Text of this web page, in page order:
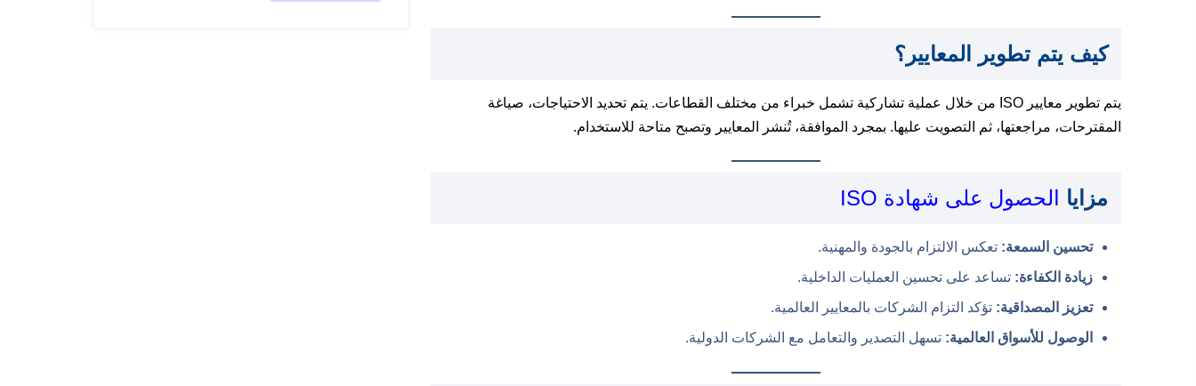
كيف يتم تطوير المعايير؟
يتم تطوير معايير ISO من خلال عملية تشاركية تشمل خبراء من مختلف القطاعات. يتم تحديد الاحتياجات، صياغة
المقترحات، مراجعتها، ثم التصويت عليها. بمجرد الموافقة، تُنشر المعايير وتصبح متاحة للاستخدام.
مزايا الحصول على شهادة ISO
تحسين السمعة: تعكس الالتزام بالجودة والمهنية.
زيادة الكفاءة: تساعد على تحسين العمليات الداخلية.
تعزيز المصداقية: تؤكد التزام الشركات بالمعايير العالمية.
الوصول للأسواق العالمية: تسهل التصدير والتعامل مع الشركات الدولية.